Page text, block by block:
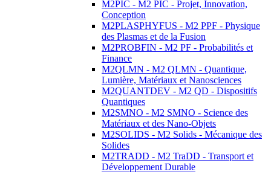
M2PIC - M2 PIC - Projet, Innovation,
Conception
M2PLASPHYFUS - M2 PPF - Physique
des Plasmas et de la Fusion
M2PROBFIN - M2 PF - Probabilités et
Finance
M2QLMN - M2 QLMN - Quantique,
Lumière, Matériaux et Nanosciences
M2QUANTDEV - M2 QD - Dispositifs
Quantiques
M2SMNO - M2 SMNO - Science des
Matériaux et des Nano-Objets
M2SOLIDS - M2 Solids - Mécanique des
Solides
M2TRADD - M2 TraDD - Transport et
Développement Durable